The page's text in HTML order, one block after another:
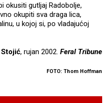
okusiti gutljaj Radobolje,
okupiti sva draga lica,
u kojoj si, po vladajućoj
, rujan 2002. Feral Tribune
FOTO: Thom Hoffman